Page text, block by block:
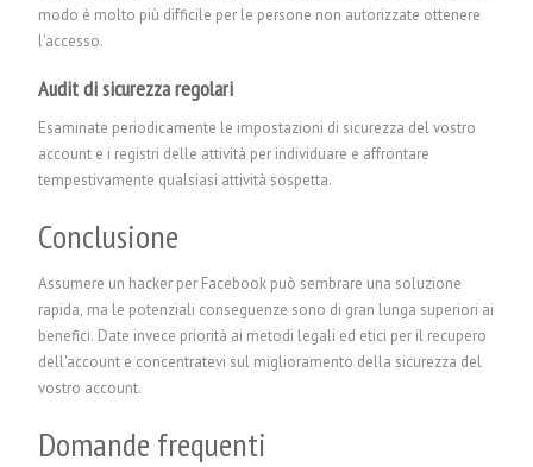
modo è molto più difficile per le persone non autorizzate ottenere
l'accesso.
Audit di sicurezza regolari
Esaminate periodicamente le impostazioni di sicurezza del vostro
account e i registri delle attività per individuare e affrontare
tempestivamente qualsiasi attività sospetta.
Conclusione
Assumere un hacker per Facebook può sembrare una soluzione
rapida, ma le potenziali conseguenze sono di gran lunga superiori ai
benefici. Date invece priorità ai metodi legali ed etici per il recupero
dell'account e concentratevi sul miglioramento della sicurezza del
vostro account.
Domande frequenti